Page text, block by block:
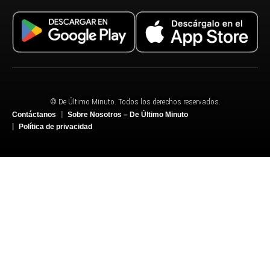
© De Último Minuto. Todos los derechos reservados.
Contáctanos
Sobre Nosotros – De Último Minuto
Política de privacidad